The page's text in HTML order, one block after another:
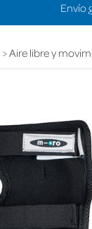
Envío
Aire libre y